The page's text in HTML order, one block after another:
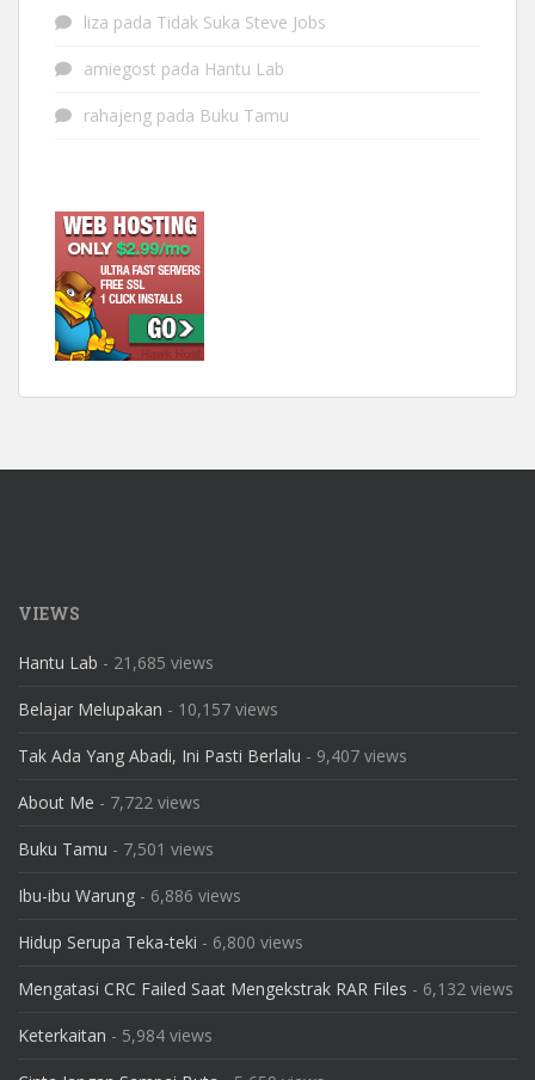
liza pada Tidak Suka Steve Jobs
amiegost pada Hantu Lab
rahajeng pada Buku Tamu
VIEWS
Hantu Lab - 21,685 views
Belajar Melupakan - 10,157 views
Tak Ada Yang Abadi, Ini Pasti Berlalu - 9,407 views
About Me - 7,722 views
Buku Tamu - 7,501 views
Ibu-ibu Warung - 6,886 views
Hidup Serupa Teka-teki - 6,800 views
Mengatasi CRC Failed Saat Mengekstrak RAR Files - 6,132 views
Keterkaitan - 5,984 views